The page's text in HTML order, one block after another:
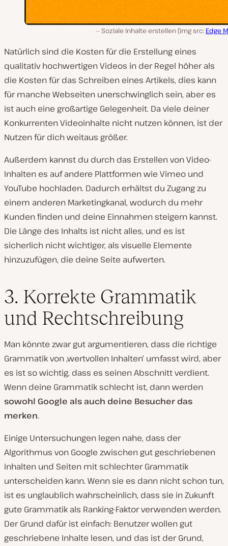
Soziale Inhalte erstellen (Img src: Edge
Natürlich sind die Kosten für die Erstellung eines
qualitativ hochwertigen Videos in der Regel höher als
die Kosten für das Schreiben eines Artikels, dies kann
für manche Webseiten unerschwinglich sein, aber es
ist auch eine großartige Gelegenheit. Da viele deiner
Konkurrenten Videoinhalte nicht nutzen können, ist der
Nutzen für dich weitaus größer.
Außerdem kannst du durch das Erstellen von Video-
Inhalten es auf andere Plattformen wie Vimeo und
YouTube hochladen. Dadurch erhältst du Zugang zu
einem anderen Marketingkanal, wodurch du mehr
Kunden finden und deine Einnahmen steigern kannst.
Die Länge des Inhalts ist nicht alles, und es ist
sicherlich nicht wichtiger, als visuelle Elemente
hinzuzufügen, die deine Seite aufwerten.
3. Korrekte Grammatik
und Rechtschreibung
Man könnte zwar gut argumentieren, dass die richtige
Grammatik von ‚wertvollen Inhalten‘ umfasst wird, aber
es ist so wichtig, dass es seinen Abschnitt verdient.
Wenn deine Grammatik schlecht ist, dann werden
sowohl Google als auch deine Besucher das
merken.
Einige Untersuchungen legen nahe, dass der
Algorithmus von Google zwischen gut geschriebenen
Inhalten und Seiten mit schlechter Grammatik
unterscheiden kann. Wenn sie es dann nicht schon tun,
ist es unglaublich wahrscheinlich, dass sie in Zukunft
gute Grammatik als Ranking-Faktor verwenden werden.
Der Grund dafür ist einfach: Benutzer wollen gut
geschriebene Inhalte lesen, und das ist der Grund,